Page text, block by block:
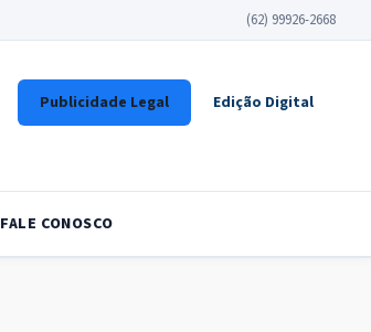
(62) 99926-2668
Publicidade Legal Edição Digital
FALE CONOSCO